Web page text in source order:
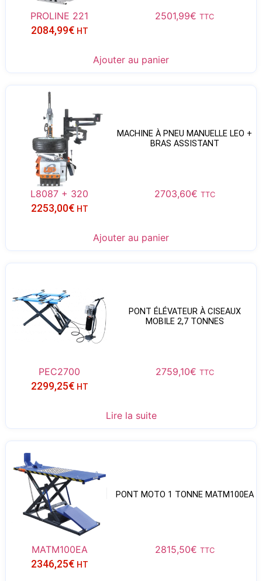
PROLINE 221 2501,99€ TTC
2084,99€ HT
Ajouter au panier
MACHINE À PNEU MANUELLE LEO +
BRAS ASSISTANT
L8087 + 320 2703,60€ TTC
2253,00€ HT
Ajouter au panier
PONT ÉLÉVATEUR À CISEAUX
MOBILE 2,7 TONNES
PEC2700 2759,10€ TTC
2299,25€ HT
Lire la suite
PONT MOTO 1 TONNE MATM100EA
MATM100EA 2815,50€ TTC
2346,25€ HT